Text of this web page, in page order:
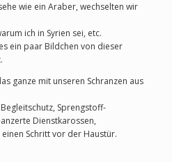
wie ein Araber, wechselten wir
ich in Syrien sei, etc.
ein paar Bildchen von dieser
ganze mit unseren Schranzen aus
Sprengstoff-
Dienstkarossen,
Schritt vor der Haustür.